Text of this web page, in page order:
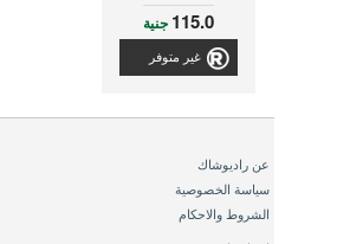
جالاكسى تاب 2 مقاس
10.1 بوصة
115.0 جنية
غير متوفر
عن راديوشاك
سياسة الخصوصية
الشروط والاحكام